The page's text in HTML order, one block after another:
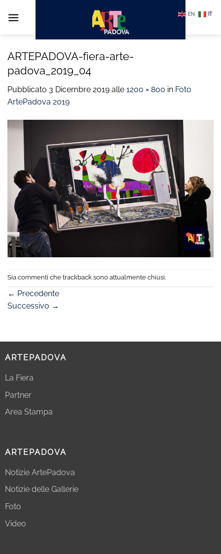
ARTEPADOVA-fiera-arte-
padova_2019_04
Pubblicato 3 Dicembre 2019 alle 1200 × 800 in Foto
ArtePadova 2019
Sia commenti che trackback sono attualmente chiusi.
← Precedente
Successivo →
ARTEPADOVA
La Fiera
Partner
Area Stampa
ARTEPADOVA
Notizie ArtePadova
Notizie delle Gallerie
Foto
Video
EN IT